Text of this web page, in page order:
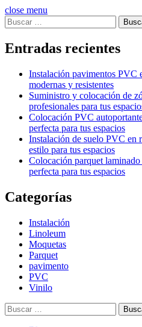
close menu
Buscar:
Entradas recientes
Instalación pavimentos PVC
modernas y resistentes
Suministro y colocación de
profesionales para tus
Colocación PVC
perfecta para tus espacios
Instalación de suelo PVC en
estilo para tus espacios
Colocación parquet
perfecta para tus espacios
Categorías
Instalación
Linoleum
Moquetas
Parquet
pavimento
PVC
Vinilo
Buscar: